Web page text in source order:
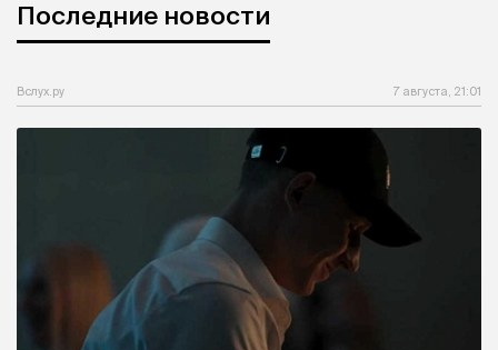
Последние новости
Вслух.ру 7 августа, 21:01